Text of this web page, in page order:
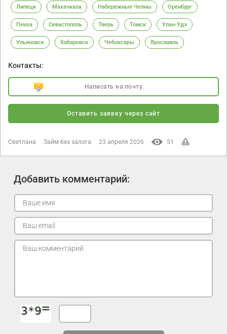
Липецк Махачкала Набережные Челны Оренбург
Пенза Севастополь Тверь Томск Улан-Удэ
Ульяновск Хабаровск Чебоксары Ярославль
Контакты:
Написать на почту
Оставить заявку через сайт
Светлана Займ без залога 23 апреля 2026 51
Добавить комментарий: